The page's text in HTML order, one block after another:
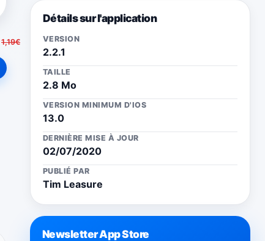
1,19€
Détails sur l'application
VERSION
2.2.1
TAILLE
2.8 Mo
VERSION MINIMUM D'IOS
13.0
DERNIÈRE MISE À JOUR
02/07/2020
PUBLIÉ PAR
Tim Leasure
Newsletter App Store